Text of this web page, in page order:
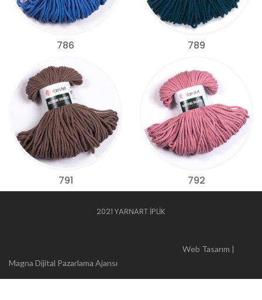
786 789
791 792
2021 YARNART İPLİK
Web Tasarım |
Magna Dijital Pazarlama Ajansı